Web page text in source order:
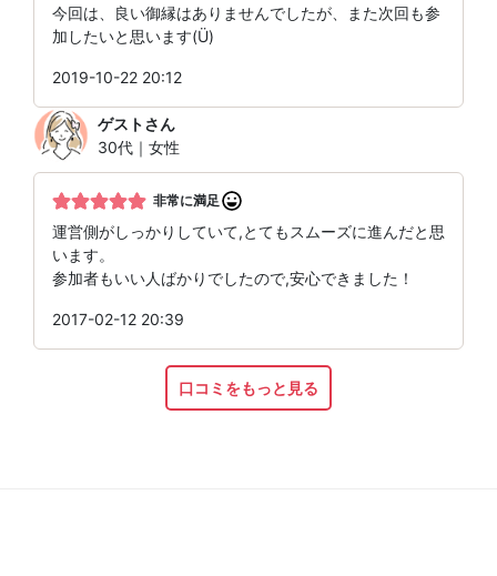
今回は、良い御縁はありませんでしたが、また次回も参
加したいと思います(Ü)
2019-10-22 20:12
ゲストさん
30代｜女性
非常に満足
運営側がしっかりしていて,とてもスムーズに進んだと思
います。
参加者もいい人ばかりでしたので,安心できました！
2017-02-12 20:39
口コミをもっと見る